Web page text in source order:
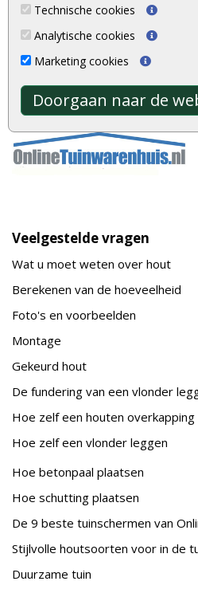
Technische cookies
Analytische cookies
Marketing cookies
Doorgaan naar de
Onze partners
Veelgestelde vragen
Wat u moet weten over hout
Berekenen van de hoeveelheid
Foto's en voorbeelden
Montage
Gekeurd hout
De fundering van een vlonder
Hoe zelf een houten overkapping
Hoe zelf een vlonder leggen
Hoe betonpaal plaatsen
Hoe schutting plaatsen
De 9 beste tuinschermen van
Stijlvolle houtsoorten voor in de
Duurzame tuin